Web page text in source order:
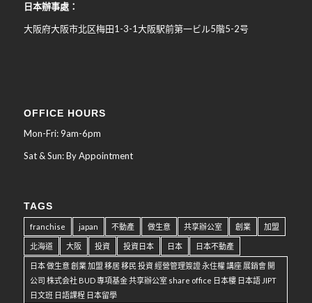
日本辦事處：
大阪府大阪市北区梅田1-3-1大阪駅前第一ビル5階5-2号
OFFICE HOURS
Mon-Fri: 9am-6pm
Sat & Sun: By Appointment
TAGS
franchise japan 不動產 做生意 共享辦公室 創業 加盟
北海道 大阪 投資 投資日本 日本 日本不動產
日本 做生意 創業 加盟 移居 移民 投資 經營管理簽證 永住權 講座 展銷會 開
公司 株式会社 BUD 專項基金 共享辦公室 share office 日本樓 日本語 JIPT
日文班 日語課程 日本留學